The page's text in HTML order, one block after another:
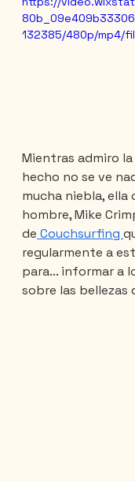
132385/480p/mp4/
Mientras admiro
hecho no se ve
mucha niebla, ella
hombre, Mike
de Couchsurfing
regularmente a
para... informar a
sobre las bellezas